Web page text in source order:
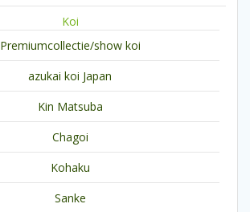
Koi
Premiumcollectie/show koi
azukai koi Japan
Kin Matsuba
Chagoi
Kohaku
Sanke